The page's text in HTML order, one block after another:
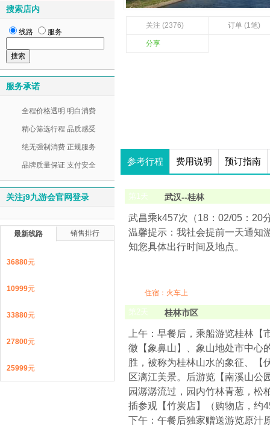
关注 (2376) 订单 (1笔)
分享
参考行程 费用说明 预订指南
第1天 武汉--桂林
武昌乘k457次（18：02/05：20
温馨提示：我社会提前一天通知
知您具体出行时间及地点。
住宿：火车上
第2天 桂林市区
上午：早餐后，乘船游览桂林
徽【象鼻山】、象山地处市中心
胜，被称为桂林山水的象征、【
区漓江美景。后游览【南溪山公
园潺潺流过，园内竹林青葱，松
插参观【竹炭店】（购物店，约
下午：午餐后独家赠送游览原
搜索店内
线路 服务
服务承诺
全程价格透明 明白消费
精心筛选行程 品质感受
绝无强制消费 正规服务
品牌质量保证 支付安全
关注j9九游会官网登录
最新线路 销售排行
36880元
10999元
33880元
27800元
25999元